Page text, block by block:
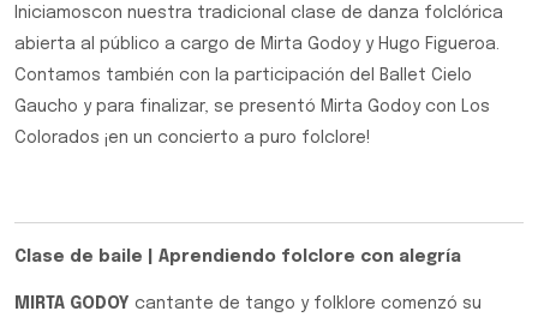
Iniciamoscon nuestra tradicional clase de danza folclórica
abierta al público a cargo de Mirta Godoy y Hugo Figueroa.
Contamos también con la participación del Ballet Cielo
Gaucho y para finalizar, se presentó Mirta Godoy con Los
Colorados ¡en un concierto a puro folclore!
Clase de baile | Aprendiendo folclore con alegría
MIRTA GODOY cantante de tango y folklore comenzó su